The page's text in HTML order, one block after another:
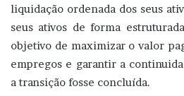
liquidação ordenada dos seus
seus ativos de forma
objetivo de maximizar o valor
empregos e garantir a
a transição fosse concluída.